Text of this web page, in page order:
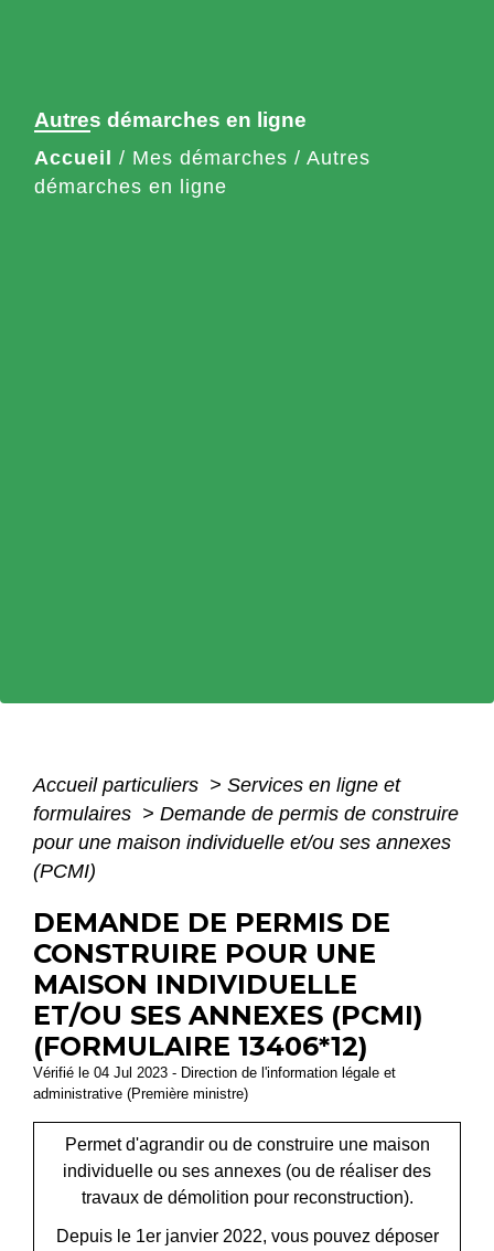
Autres démarches en ligne
Accueil / Mes démarches / Autres
démarches en ligne
Accueil particuliers > Services en ligne et
formulaires > Demande de permis de construire
pour une maison individuelle et/ou ses annexes
(PCMI)
DEMANDE DE PERMIS DE
CONSTRUIRE POUR UNE
MAISON INDIVIDUELLE
ET/OU SES ANNEXES (PCMI)
(FORMULAIRE 13406*12)
Vérifié le 04 Jul 2023 - Direction de l'information légale et
administrative (Première ministre)
Permet d'agrandir ou de construire une maison
individuelle ou ses annexes (ou de réaliser des
travaux de démolition pour reconstruction).
Depuis le 1erjanvier 2022, vous pouvez déposer